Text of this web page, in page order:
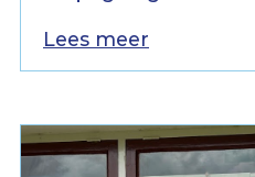
Lees meer